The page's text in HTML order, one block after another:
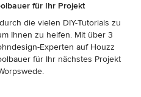
für Ihr Projekt
die vielen DIY-Tutorials zu
Ihnen zu helfen. Mit über 3
Experten auf Houzz
für Ihr nächstes Projekt